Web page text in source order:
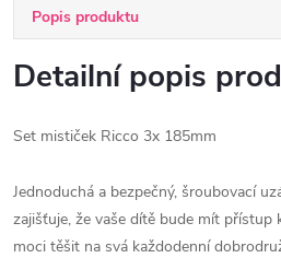
Popis produktu
Detailní popis
Set mističek Ricco 3x 185mm
Jednoduchá a bezpečný, šroubovací
zajišťuje, že vaše dítě bude mít přístup
moci těšit na svá každodenní